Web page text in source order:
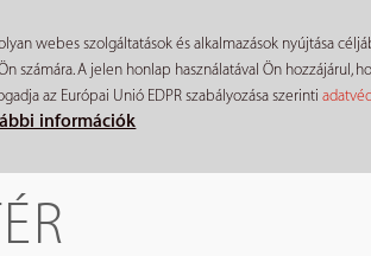
webes szolgáltatások és alkalmazások nyújtása
számára. A jelen honlap használatával Ön hozzájárul,
az Európai Unió EDPR szabályozása szerinti
információk